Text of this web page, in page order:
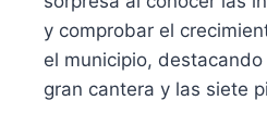
y comprobar el
el municipio, destacando
gran cantera y las siete